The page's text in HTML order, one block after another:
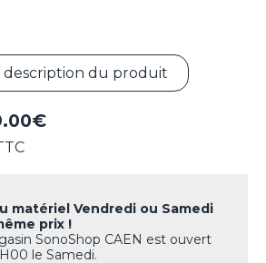
description du produit
€
matériel Vendredi ou Samedi
prix !
SonoShop CAEN est ouvert
le Samedi.